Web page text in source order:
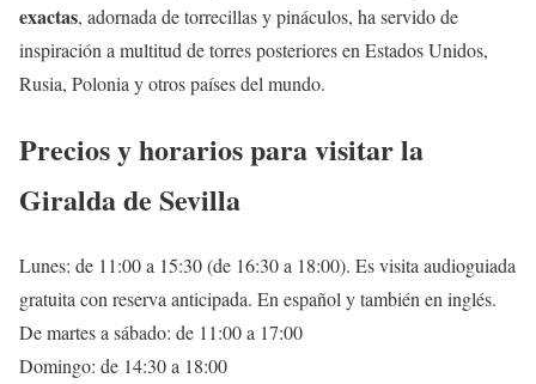
exactas, adornada de torrecillas y pináculos, ha servido de
inspiración a multitud de torres posteriores en Estados Unidos,
Rusia, Polonia y otros países del mundo.
Precios y horarios para visitar la
Giralda de Sevilla
Lunes: de 11:00 a 15:30 (de 16:30 a 18:00). Es visita audioguiada
gratuita con reserva anticipada. En español y también en inglés.
De martes a sábado: de 11:00 a 17:00
Domingo: de 14:30 a 18:00